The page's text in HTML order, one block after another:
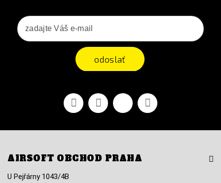
odoslať
FacebookYoutubeVimeo Instagram
AIRSOFT OBCHOD PRAHA
U Pejřárny 1043/4B